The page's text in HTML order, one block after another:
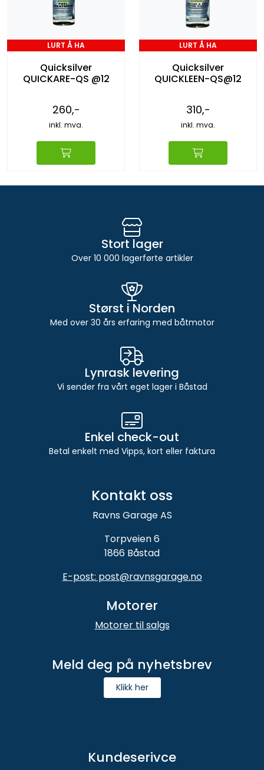
LURT Å HA
Quicksilver
QUICKARE-QS @12
260,-
inkl. mva.
LURT Å HA
Quicksilver
QUICKLEEN-QS@12
310,-
inkl. mva.
Stort lager
Over 10 000 lagerførte artikler
Størst i Norden
Med over 30 års erfaring med båtmotor
Lynrask levering
Vi sender fra vårt eget lager i Båstad
Enkel check-out
Betal enkelt med Vipps, kort eller faktura
Kontakt oss
Ravns Garage AS
Torpveien 6
1866 Båstad
E-post: post@ravnsgarage.no
Motorer
Motorer til salgs
Meld deg på nyhetsbrev
Klikk her
Kundeserivce